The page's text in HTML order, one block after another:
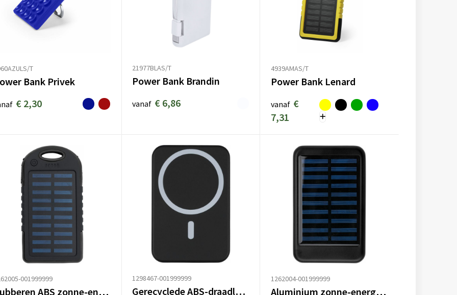
T
Bank Privek
€ 2,30
21977BLAS/T
Power Bank Brandin
vanaf € 6,86
4939AMAS/T
Power Bank Lenard
vanaf €
7,31
001999999
Rubberen ABS zonne-energie powerbank Arin
1298467-001999999
Gerecyclede ABS-draadloze oplader powerbank Miren
1262004-001999999
Aluminium zonne-energie powerbank Tycho